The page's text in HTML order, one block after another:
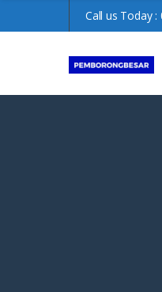
Call us Today :